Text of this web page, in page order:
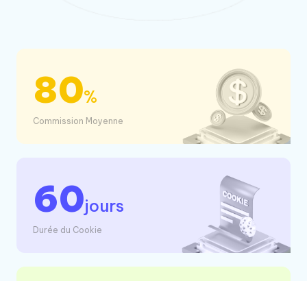
60jours
Durée du Cookie
80%
Commission Moyenne